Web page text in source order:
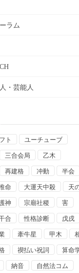
ラム
・芸能人
ト ユーチューブ
三合会局 乙木
再建格 冲動 半会
命 大運天中殺 天
神 宗廟社稷 害
合 性格診断 戊戌
牽牛星 甲木
禊払い祝詞 算命
納音 自然法コム